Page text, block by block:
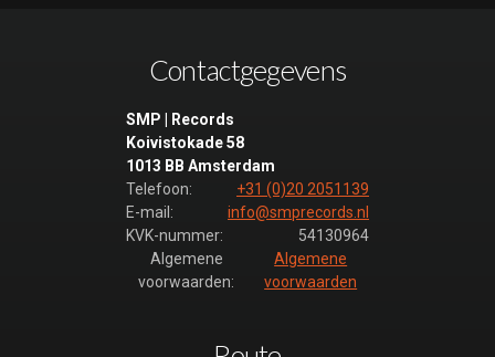
Contactgegevens
SMP | Records
Koivistokade 58
1013 BB Amsterdam
Telefoon:
+31 (0)20 2051139
E-mail:
info@smprecords.nl
KVK-nummer:
54130964
Algemene
voorwaarden:
Algemene
voorwaarden